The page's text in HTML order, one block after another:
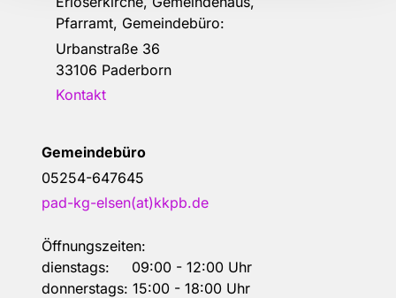
Pfarramt, Gemeindebüro:
Urbanstraße 36
33106 Paderborn
Kontakt
Gemeindebüro
05254-647645
pad-kg-elsen(at)kkpb.de
Öffnungszeiten:
dienstags: 09:00 - 12:00 Uhr
donnerstags: 15:00 - 18:00 Uhr